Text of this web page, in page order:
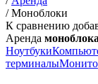
/Моноблоки
К сравнению
Аренда
Ноутбуки
терминалы